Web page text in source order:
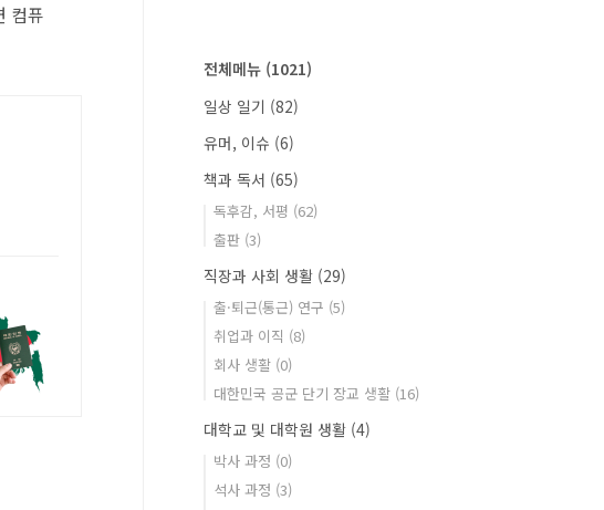
컴퓨
전체메뉴 (1021)
일상 일기 (82)
유머, 이슈 (6)
책과 독서 (65)
독후감, 서평 (62)
출판 (3)
직장과 사회 생활 (29)
출·퇴근(통근) 연구 (5)
취업과 이직 (8)
회사 생활 (0)
대한민국 공군 단기 장교 생활 (16)
대학교 및 대학원 생활 (4)
박사 과정 (0)
석사 과정 (3)